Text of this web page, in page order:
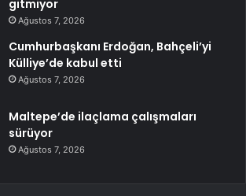
gitmiyor
Ağustos 7, 2026
Cumhurbaşkanı Erdoğan, Bahçeli’yi
Külliye’de kabul etti
Ağustos 7, 2026
Maltepe’de ilaçlama çalışmaları
sürüyor
Ağustos 7, 2026